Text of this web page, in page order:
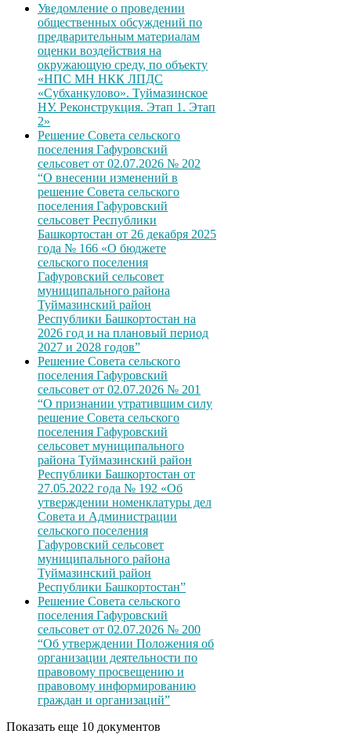
Уведомление о проведении
общественных обсуждений по
предварительным материалам
оценки воздействия на
окружающую среду, по объекту
«НПС МН НКК ЛПДС
«Субханкулово». Туймазинское
НУ. Реконструкция. Этап 1. Этап
2»
Решение Совета сельского
поселения Гафуровский
сельсовет от 02.07.2026 № 202
“О внесении изменений в
решение Совета сельского
поселения Гафуровский
сельсовет Республики
Башкортостан от 26 декабря 2025
года № 166 «О бюджете
сельского поселения
Гафуровский сельсовет
муниципального района
Туймазинский район
Республики Башкортостан на
2026 год и на плановый период
2027 и 2028 годов”
Решение Совета сельского
поселения Гафуровский
сельсовет от 02.07.2026 № 201
“О признании утратившим силу
решение Совета сельского
поселения Гафуровский
сельсовет муниципального
района Туймазинский район
Республики Башкортостан от
27.05.2022 года № 192 «Об
утверждении номенклатуры дел
Совета и Администрации
сельского поселения
Гафуровский сельсовет
муниципального района
Туймазинский район
Республики Башкортостан”
Решение Совета сельского
поселения Гафуровский
сельсовет от 02.07.2026 № 200
“Об утверждении Положения об
организации деятельности по
правовому просвещению и
правовому информированию
граждан и организаций”
Показать еще 10 документов